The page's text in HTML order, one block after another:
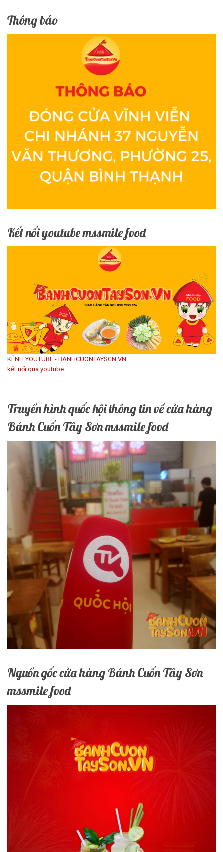
Thông báo
Kết nối youtube mssmile food
KÊNH YOUTUBE - BANHCUONTAYSON.VN
kết nối qua youtube
Truyền hình quốc hội thông tin về cửa hàng
Bánh Cuốn Tây Sơn mssmile food
Nguồn gốc cửa hàng Bánh Cuốn Tây Sơn
mssmile food